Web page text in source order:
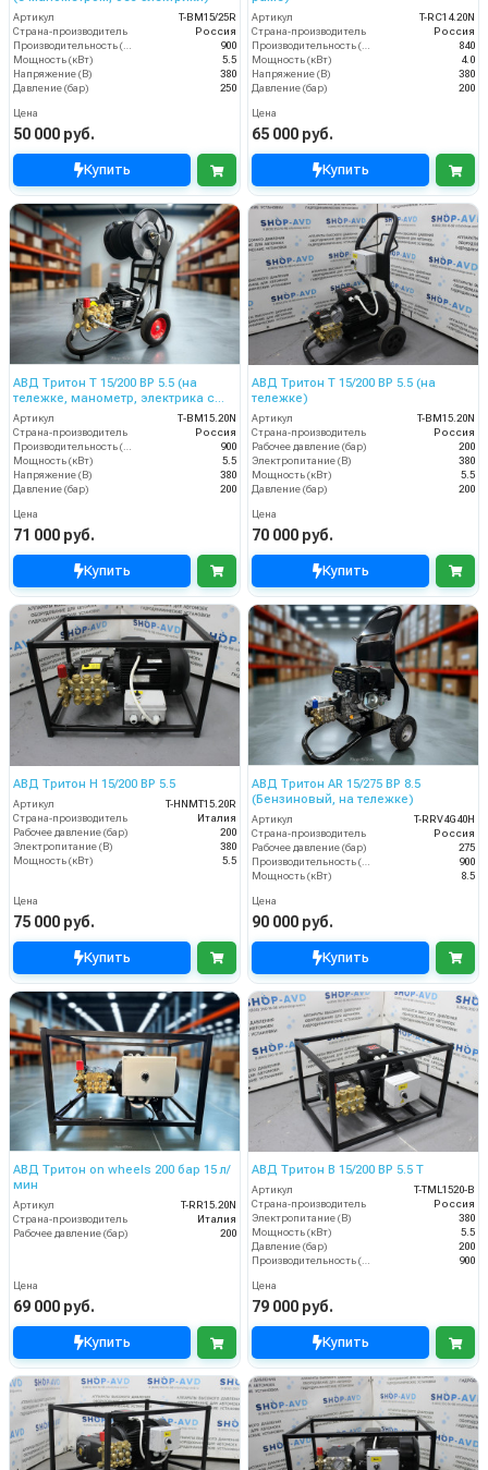
Артикул
T-BM15/25R
Страна-производитель
Россия
Производительность (л/ч)
900
Мощность (кВт)
5.5
Напряжение (В)
380
Давление (бар)
250
Цена
50 000 руб.
Купить
Артикул
T-RС14.20N
Страна-производитель
Россия
Производительность (л/ч)
840
Мощность (кВт)
4.0
Напряжение (В)
380
Давление (бар)
200
Цена
65 000 руб.
Купить
АВД Тритон Т 15/200 BР 5.5 (на
тележке, манометр, электрика с
теплозащитой)
Артикул
Т-BM15.20N
Страна-производитель
Россия
900
Мощность (кВт)
5.5
Напряжение (В)
380
Давление (бар)
200
Цена
71 000 руб.
Купить
АВД Тритон T 15/200 BP 5.5 (на
тележке)
Артикул
T-BM15.20N
Страна-производитель
Россия
Рабочее давление (бар)
200
Электропитание (В)
380
Мощность (кВт)
5.5
Давление (бар)
200
Цена
70 000 руб.
Купить
АВД Тритон H 15/200 BP 5.5
Артикул
T-HNMT15.20R
Страна-производитель
Италия
Рабочее давление (бар)
200
Электропитание (В)
380
Мощность (кВт)
5.5
Цена
75 000 руб.
Купить
АВД Тритон AR 15/275 ВР 8.5
(Бензиновый, на тележке)
Артикул
T-RRV4G40H
Страна-производитель
Россия
Рабочее давление (бар)
275
900
Мощность (кВт)
8.5
Цена
90 000 руб.
Купить
АВД Тритон on wheels 200 бар 15 л/
мин
Артикул
T-RR15.20N
Страна-производитель
Италия
Рабочее давление (бар)
200
Цена
69 000 руб.
Купить
АВД Тритон B 15/200 BP 5.5 T
Артикул
T-TML1520-В
Страна-производитель
Россия
Электропитание (В)
380
Мощность (кВт)
5.5
Давление (бар)
200
Производительность (л/ч)
900
Цена
79 000 руб.
Купить